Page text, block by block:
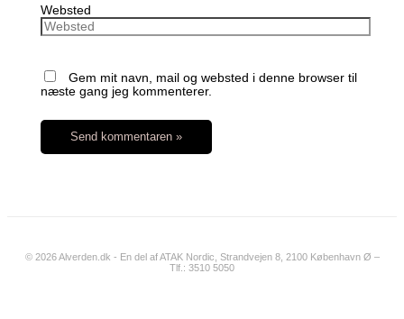
Websted
Gem mit navn, mail og websted i denne browser til
næste gang jeg kommenterer.
© 2026 Alverden.dk - En del af ATAK Nordic, Strandvejen 8, 2100 København Ø –
Tlf.: 3510 5050